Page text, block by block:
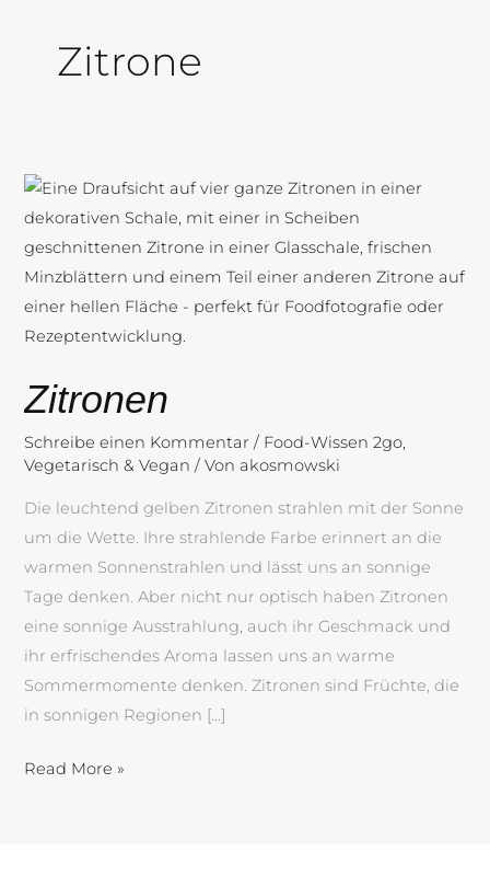
Zitrone
Zitronen
Schreibe einen Kommentar / Food-Wissen 2go,
Vegetarisch & Vegan / Von akosmowski
Die leuchtend gelben Zitronen strahlen mit der Sonne
um die Wette. Ihre strahlende Farbe erinnert an die
warmen Sonnenstrahlen und lässt uns an sonnige
Tage denken. Aber nicht nur optisch haben Zitronen
eine sonnige Ausstrahlung, auch ihr Geschmack und
ihr erfrischendes Aroma lassen uns an warme
Sommermomente denken. Zitronen sind Früchte, die
in sonnigen Regionen […]
Zitronen
Read More »